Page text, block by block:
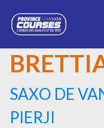
SAXO DE
PIERJI